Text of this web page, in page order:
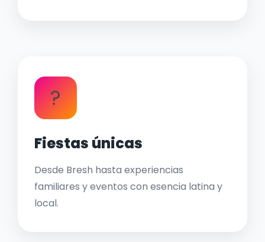
?
Fiestas únicas
Desde Bresh hasta experiencias
familiares y eventos con esencia latina y
local.